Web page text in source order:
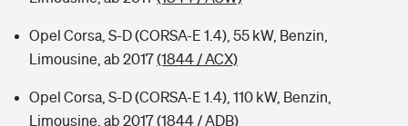
Opel Corsa, S-D (CORSA-E 1.4), 55 kW, Benzin,
Limousine, ab 2017(1844 / ACX)
Opel Corsa, S-D (CORSA-E 1.4), 110 kW, Benzin,
Limousine, ab 2017(1844 / ADB)